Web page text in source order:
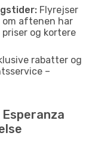
Flyrejser
aftenen har
og kortere
rabatter og
–